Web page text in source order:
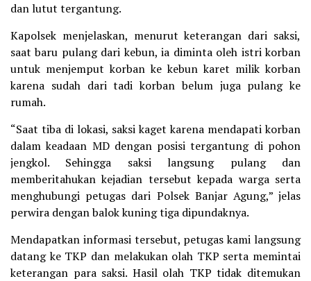
dan lutut tergantung.
Kapolsek menjelaskan, menurut keterangan dari saksi,
saat baru pulang dari kebun, ia diminta oleh istri korban
untuk menjemput korban ke kebun karet milik korban
karena sudah dari tadi korban belum juga pulang ke
rumah.
“Saat tiba di lokasi, saksi kaget karena mendapati korban
dalam keadaan MD dengan posisi tergantung di pohon
jengkol. Sehingga saksi langsung pulang dan
memberitahukan kejadian tersebut kepada warga serta
menghubungi petugas dari Polsek Banjar Agung,” jelas
perwira dengan balok kuning tiga dipundaknya.
Mendapatkan informasi tersebut, petugas kami langsung
datang ke TKP dan melakukan olah TKP serta memintai
keterangan para saksi. Hasil olah TKP tidak ditemukan